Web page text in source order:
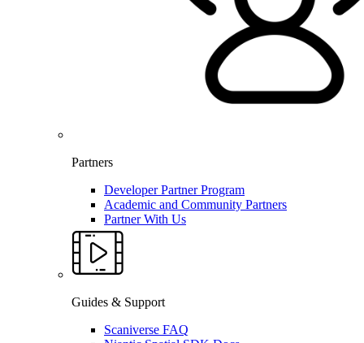
Partners
Developer Partner Program
Academic and Community Partners
Partner With Us
Guides & Support
Scaniverse FAQ